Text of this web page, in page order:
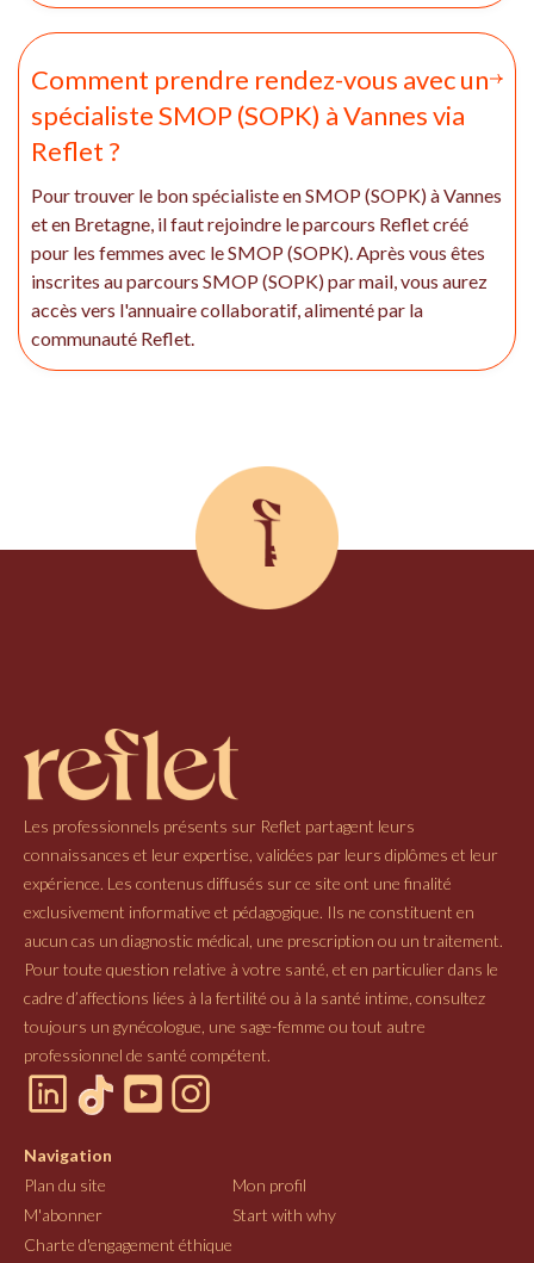
Comment prendre rendez-vous avec un
spécialiste SMOP (SOPK) à Vannes via
Reflet ?
Pour trouver le bon spécialiste en SMOP (SOPK) à Vannes
et en Bretagne, il faut rejoindre le parcours Reflet créé
pour les femmes avec le SMOP (SOPK). Après vous êtes
inscrites au parcours SMOP (SOPK) par mail, vous aurez
accès vers l'annuaire collaboratif, alimenté par la
communauté Reflet.
Les professionnels présents sur Reflet partagent leurs
connaissances et leur expertise, validées par leurs diplômes et leur
expérience. Les contenus diffusés sur ce site ont une finalité
exclusivement informative et pédagogique. Ils ne constituent en
aucun cas un diagnostic médical, une prescription ou un traitement.
Pour toute question relative à votre santé, et en particulier dans le
cadre d’affections liées à la fertilité ou à la santé intime, consultez
toujours un gynécologue, une sage-femme ou tout autre
professionnel de santé compétent.
Navigation
Plan du site
Mon profil
M'abonner
Start with why
Charte d'engagement éthique